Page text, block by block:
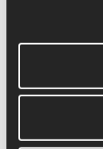
braccio e
Articoli